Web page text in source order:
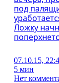
под
Ложку
07.10.15,
5 мин
Нет